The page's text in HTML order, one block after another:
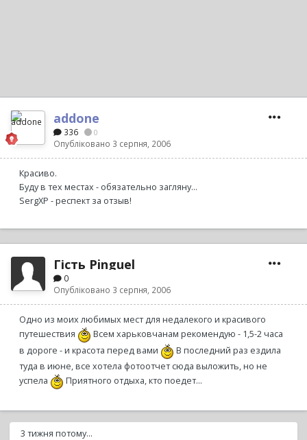
addone
336 0
Опубліковано 3 серпня, 2006
Красиво.
Буду в тех местах - обязательно загляну...
SergXP - респект за отзыв!
Гість Pinguel
0
Опубліковано 3 серпня, 2006
Одно из моих любимых мест для недалекого и красивого
путешествия
Всем харьковчанам рекомендую - 1,5-2 часа
в дороге - и красота перед вами
В последний раз ездила
туда в июне, все хотела фотоотчет сюда выложить, но не
успела
Приятного отдыха, кто поедет...
3 тижня потому...